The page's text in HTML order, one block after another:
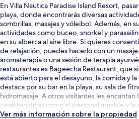
En Villa Nautica Paradise Island Resort,
playa, donde encontrarás diversas
sombrillas, masajes y vóleibol. Además, en
actividades como buceo, snorkel y
en su alberca al aire libre. Si quieres
de relajación, puedes hacerlo con un
aromaterapia o una sesión de terapia
restaurantes es Bageecha Restaurant, que
está abierto para el desayuno, la comida y
destaca por su bar en la playa, su sala de
hidromasaje. A otros visitantes les encantan
características como el personal amable y la
Ver más información sobre la propiedad